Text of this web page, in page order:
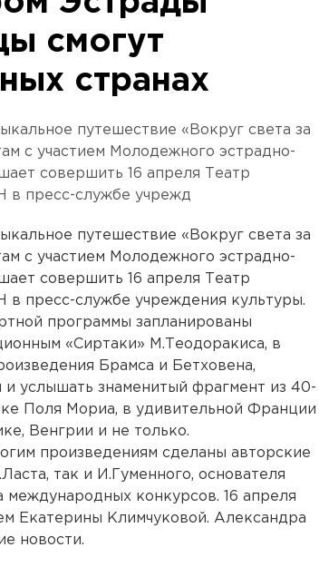
смогут
странах
путешествие «Вокруг света за
с участием Молодежного эстрадно-
совершить 16 апреля Театр
в пресс-службе учрежд
путешествие «Вокруг света за
с участием Молодежного эстрадно-
совершить 16 апреля Театр
пресс-службе учреждения культуры.
программы запланированы
«Сиртаки» М.Теодоракиса, в
Брамса и Бетховена,
и услышать знаменитый фрагмент из 40-
Поля Мориа, в удивительной Франции
Венгрии и не только.
произведениям сделаны авторские
так и И.Гуменного, основателя
конкурсов. 16 апреля
Екатерины Климчуковой. Александра
новости.